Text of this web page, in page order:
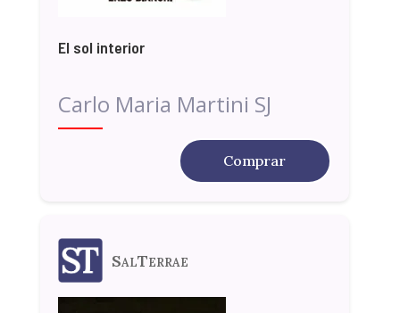
El sol interior
Carlo Maria Martini SJ
Comprar
SalTerrae